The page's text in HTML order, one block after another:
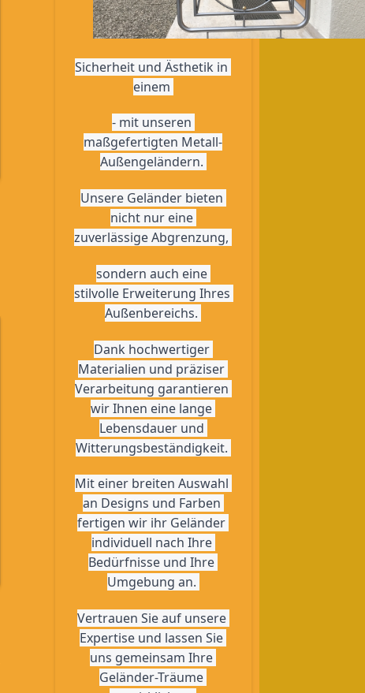
Sicherheit und Ästhetik in
einem
- mit unseren
maßgefertigten Metall-
Außengeländern.
Unsere Geländer bieten
nicht nur eine
zuverlässige Abgrenzung,
sondern auch eine
stilvolle Erweiterung Ihres
Außenbereichs.
Dank hochwertiger
Materialien und präziser
Verarbeitung garantieren
wir Ihnen eine lange
Lebensdauer und
Witterungsbeständigkeit.
Mit einer breiten Auswahl
an Designs und Farben
fertigen wir ihr Geländer
individuell nach Ihre
Bedürfnisse und Ihre
Umgebung an.
Vertrauen Sie auf unsere
Expertise und lassen Sie
uns gemeinsam Ihre
Geländer-Träume